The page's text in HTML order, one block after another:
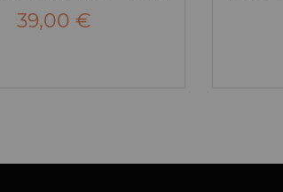
39,00 €